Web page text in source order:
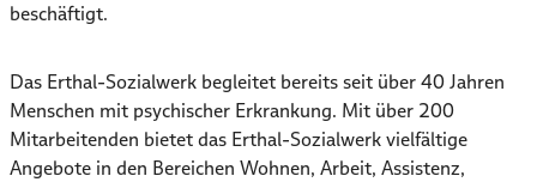
beschäftigt.
Das Erthal-Sozialwerk begleitet bereits seit über 40 Jahren
Menschen mit psychischer Erkrankung. Mit über 200
Mitarbeitenden bietet das Erthal-Sozialwerk vielfältige
Angebote in den Bereichen Wohnen, Arbeit, Assistenz,